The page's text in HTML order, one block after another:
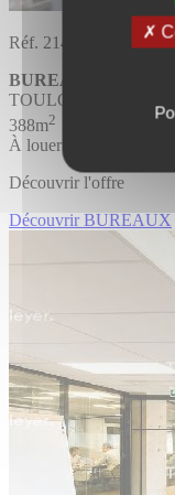
Réf. 214330
BUREAUX
TOULOUSE
388m2
À louer
Découvrir l'offre
Découvrir BUREAUX